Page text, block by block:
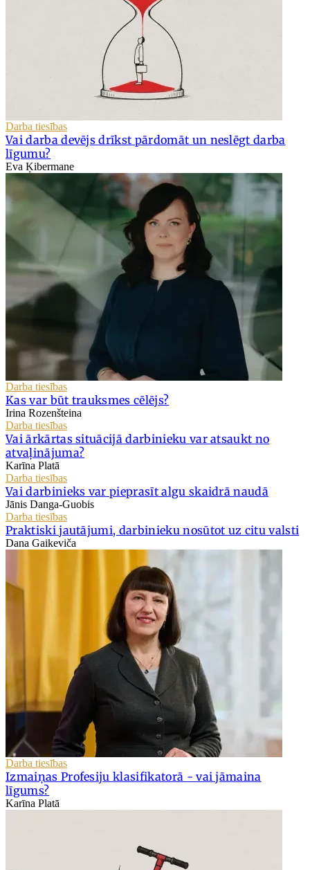
Darba tiesības
Vai darba devējs drīkst pārdomāt un neslēgt darba
līgumu?
Eva Ķibermane
Darba tiesības
Kas var būt trauksmes cēlējs?
Irina Rozenšteina
Darba tiesības
Vai ārkārtas situācijā darbinieku var atsaukt no
atvaļinājuma?
Karīna Platā
Darba tiesības
Vai darbinieks var pieprasīt algu skaidrā naudā
Jānis Danga-Guobis
Darba tiesības
Praktiski jautājumi, darbinieku nosūtot uz citu valsti
Dana Gaikeviča
Darba tiesības
Izmaiņas Profesiju klasifikatorā - vai jāmaina
līgums?
Karīna Platā